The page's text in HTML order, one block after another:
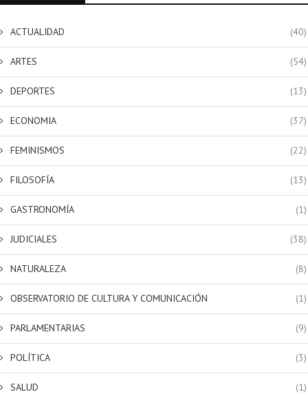
ACTUALIDAD (40)
ARTES (54)
DEPORTES (13)
ECONOMIA (37)
FEMINISMOS (22)
FILOSOFÍA (13)
GASTRONOMÍA (1)
JUDICIALES (38)
NATURALEZA (8)
OBSERVATORIO DE CULTURA Y COMUNICACIÓN (1)
PARLAMENTARIAS (9)
POLÍTICA (3)
SALUD (1)